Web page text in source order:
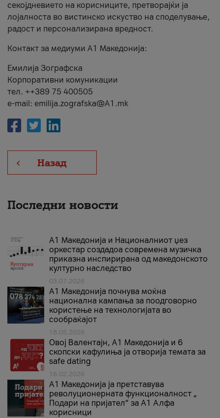
секојдневието на корисниците, претворајќи ја
лојалноста во вистинско искуство на споделување,
радост и персонализирана вредност.
Контакт за медиуми А1 Македонија:
Емилија Зографска
Корпоративни комуникации
тел. ++389 75 400505
e-mail: emilija.zografska@A1.mk
Назад
Последни новости
А1 Македонија и Националниот џез
оркестар создадоа современа музичка
приказна инспирирана од македонското
културно наследство
03.07.2026
A1 Македонија почнува моќна
национална кампања за поодговорно
користење на технологијата во
сообраќајот
18.05.2026
Овој Валентајн, A1 Македонија и 6
скопски кафулиња ја отворија темата за
safe dating
16.02.2026
А1 Македонија ја претставува
револуционерната функционалност „
Подари на пријател“ за А1 Алфа
корисници